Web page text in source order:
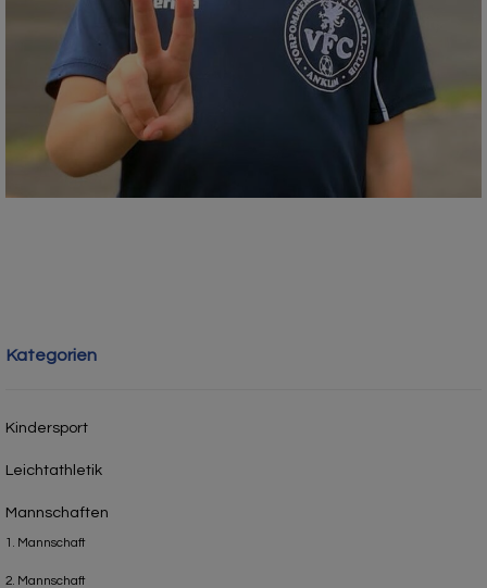
Kategorien
Kindersport
Leichtathletik
Mannschaften
1. Mannschaft
2. Mannschaft